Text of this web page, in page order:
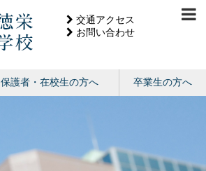
交通アクセス
お問い合わせ
保護者・在校生の方へ 卒業生の方へ